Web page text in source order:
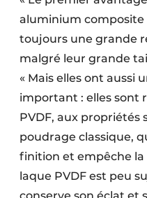
aluminium composite
toujours une grande
malgré leur grande
« Mais elles ont aussi
important : elles sont
PVDF, aux propriétés
poudrage classique,
finition et empêche la
laque PVDF est peu